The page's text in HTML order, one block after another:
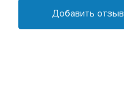
Добавить отзыв